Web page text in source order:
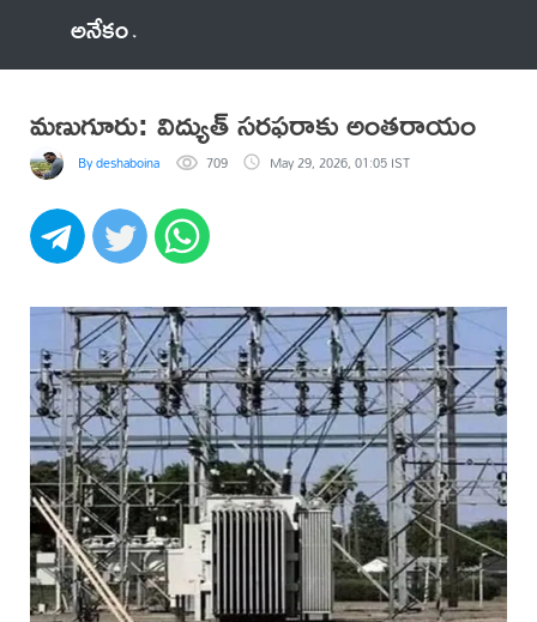
అనేకం
మణుగూరు: విద్యుత్ సరఫరాకు అంతరాయం
By deshaboina 709 May 29, 2026, 01:05 IST